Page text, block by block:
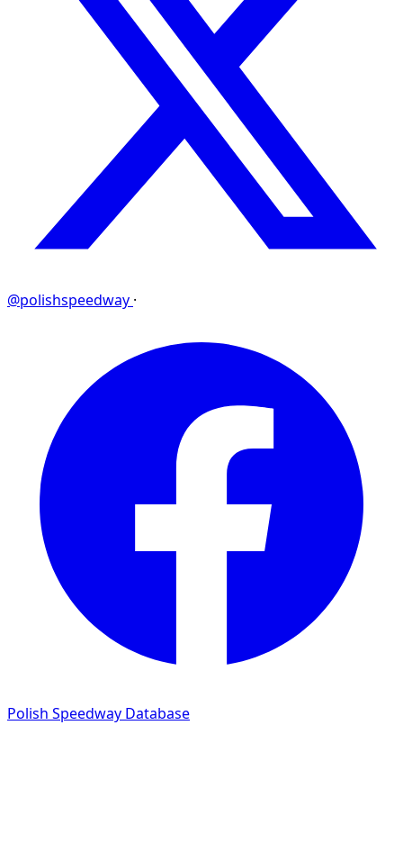
@polishspeedway ·
Polish Speedway Database